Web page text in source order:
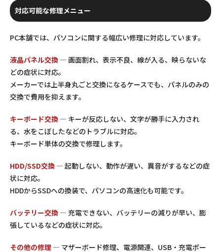
対応可能な修理メニュー
PC本舗では、パソコンに関する幅広い修理に対応しています。
液晶パネル交換 — 画面割れ、表示不良、線が入る、映らないな
どの症状に対応。
メーカーでは上半身丸ごと交換になるケースでも、パネルのみの
交換で費用を抑えます。
キーボード交換 — キーが反応しない、文字が勝手に入力され
る、水をこぼしたなどのトラブルに対応。
キーボード単体の交換で修理します。
HDD/SSD交換 — 起動しない、動作が遅い、異音がするなどの症
状に対応。
HDDからSSDへの換装で、パソコンの高速化も可能です。
バッテリー交換 — 充電できない、バッテリーの減りが早い、膨
張しているなどの症状に対応。
その他の修理 — マザーボード修理、電源関連、USB・充電ポー